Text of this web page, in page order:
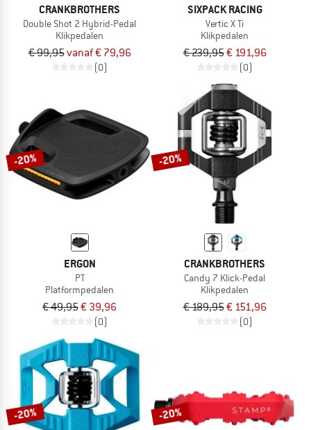
CRANKBROTHERS
Double Shot 2 Hybrid-Pedal
Klikpedalen
€ 99,95vanaf € 79,96
(0)
SIXPACK RACING
Vertic X Ti
Klikpedalen
€ 239,95€ 191,96
(0)
-20%
ERGON
PT
Platformpedalen
€ 49,95€ 39,96
(0)
-20%
CRANKBROTHERS
Candy 7 Klick-Pedal
Klikpedalen
€ 189,95€ 151,96
(0)
-20% -20%